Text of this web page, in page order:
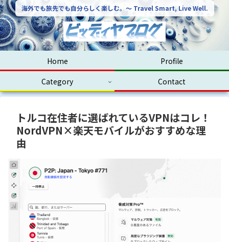
海外でも旅先でも自分らしく楽しむ。〜 Travel Smart, Live Well.
Home
Profile
Category
Contact
トルコ在住者に選ばれているVPNはコレ！
NordVPN×楽天モバイルがおすすめな理
由